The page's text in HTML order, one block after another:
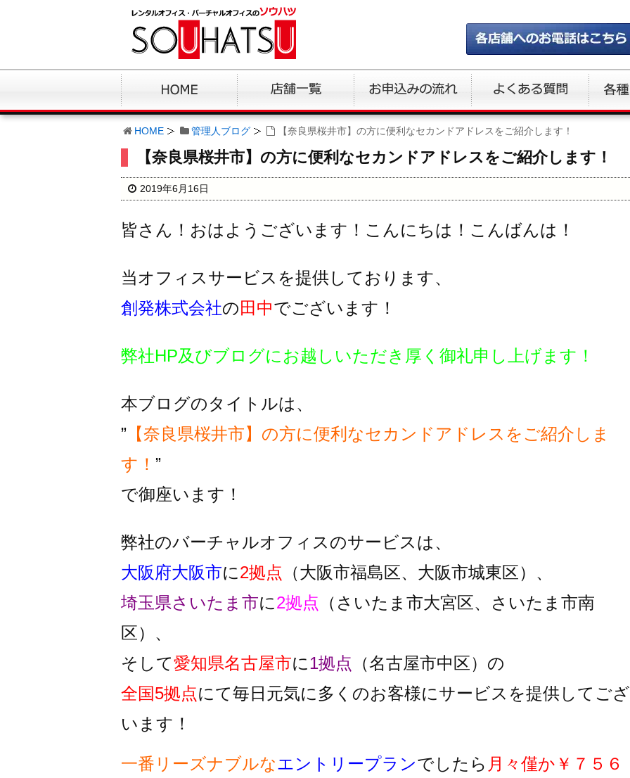
HOME 管理人ブログ 【奈良県桜井市】の方に便利なセカンドアドレスをご紹介します！
【奈良県桜井市】の方に便利なセカンドアドレスをご紹介します！
2019年6月16日
皆さん！おはようございます！こんにちは！こんばんは！
当オフィスサービスを提供しております、
創発株式会社の田中でございます！
弊社HP及びブログにお越しいただき厚く御礼申し上げます！
本ブログのタイトルは、
” 【奈良県桜井市】の方に便利なセカンドアドレスをご紹介しま
す！ ”
で御座います！
弊社のバーチャルオフィスのサービスは、
大阪府大阪市に2拠点 （大阪市福島区、大阪市城東区）、
埼玉県さいたま市に2拠点 （さいたま市大宮区、さいたま市南
区）、
そして愛知県名古屋市に1拠点 （名古屋市中区）の
全国5拠点にて毎日元気に多くのお客様にサービスを提供してござ
います！
一番リーズナブルなエントリープランでしたら 月々僅か￥７５６